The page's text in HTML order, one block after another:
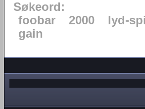
Søkeord:
foobar
2000 lyd-
gain